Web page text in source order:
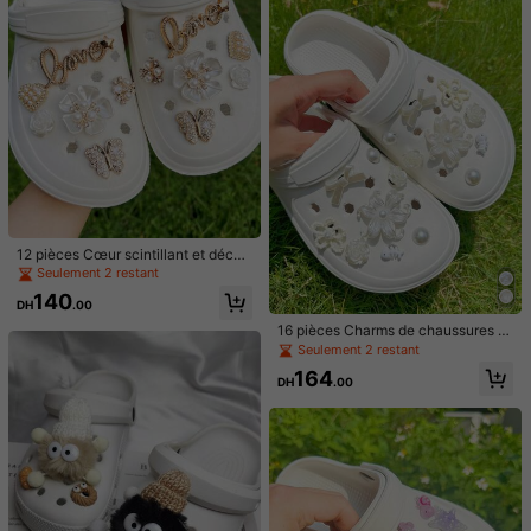
exactlylikethepicture andareverypretty,butthe
blackbutton backingononeof them broke offwhenI
to
pushitinto my shoe. Begentle when them on.
Utile (0)
b***5 Couleur: Prune / Taille: Taille Unique
Love these shoe charms .Bought themformy
grandchildren
andhopetheyfit in their shoes
(0)
r***3 Couleur: Prune / Taille: Taille Unique
画像通りで可愛いです！
8***8 Couleur: Prune / Taille: Taille Unique
요즘젤리슈즈 커스텀이 유행이라서 저도사서 달아봤어요
Utile (0)
4.91 2.4K Suiveurs
12 pièces Cœur scintillant et décor
ations de breloques de fleurs de ca
mélia pour chaussures, convient po
ur les sandales et les sabots, amovi
Seulement 2 restant
DH140.00
16 pièces Charms de chaussures fl
oraux beiges, série élégante Acces
soires DIY pour sabots, chaussures
de plage, chaussures de jardin, fleu
Seulement 2 restant
DH164.00